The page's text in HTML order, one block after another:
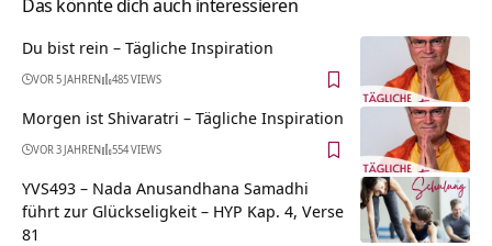
Du bist rein – Tägliche Inspiration
VOR 5 JAHREN 485 VIEWS
Morgen ist Shivaratri – Tägliche Inspiration
VOR 3 JAHREN 554 VIEWS
YVS493 – Nada Anusandhana Samadhi
führt zur Glückseligkeit – HYP Kap. 4, Verse
81